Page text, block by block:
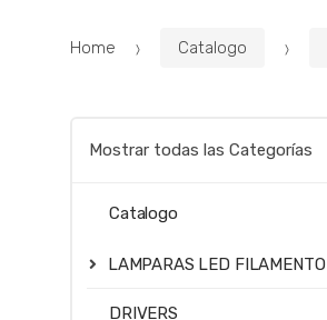
Home Catalogo
Mostrar todas las Categorías
Catalogo
LAMPARAS LED FILAMENTO
DRIVERS